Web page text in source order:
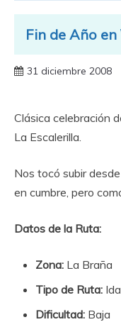
Fin de Año
31 diciembre 2008
Clásica celebración
La Escalerilla.
Nos tocó subir
en cumbre, pero
Datos de la Ruta:
Zona: La Braña
Tipo de Ruta:
Dificultad: Baja